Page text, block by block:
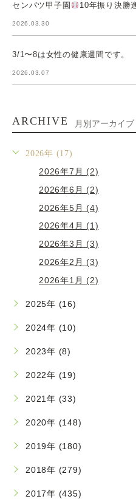
センバツ甲子園 10年振り決勝
2026.03.30
3/1〜8は女性の健康週間です。
2026.03.07
ARCHIVE 月別アーカイブ
2026年 (17)
2026年7月 (2)
2026年6月 (2)
2026年5月 (4)
2026年4月 (1)
2026年3月 (3)
2026年2月 (3)
2026年1月 (2)
2025年 (16)
2024年 (10)
2023年 (8)
2022年 (19)
2021年 (33)
2020年 (148)
2019年 (180)
2018年 (279)
2017年 (435)